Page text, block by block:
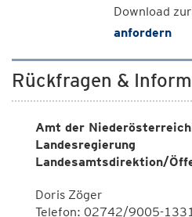
Download
anfordern
Rückfragen &
Amt der
Landesregierung
Landesamtsdirektion/
Doris Zöger
Telefon: 02742/9005-